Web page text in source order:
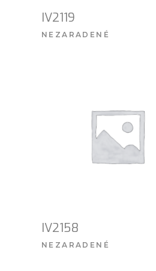
IV2119
NEZARADENÉ
IV2158
NEZARADENÉ